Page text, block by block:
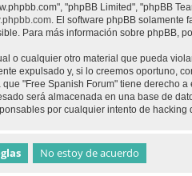
"phpBB Limited", "phpBB
. El software phpBB solamente
Para más información sobre phpBB,
o cualquier otro material que pueda
expulsado y, si lo creemos oportuno,
"Free Spanish Forum" tiene derecho
será almacenada en una base de
por cualquier intento de